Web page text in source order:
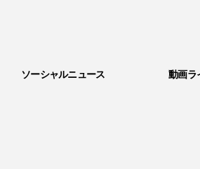
ソーシャルニュース 動画ラ